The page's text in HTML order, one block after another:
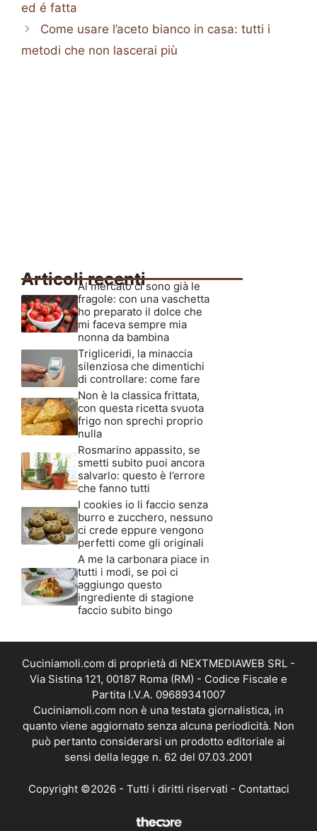
ed é fatta
Come usare l’aceto bianco in casa: tutti i
metodi che non lascerai più
Articoli recenti
Al mercato ci sono già le
fragole: con una vaschetta
ho preparato il dolce che
mi faceva sempre mia
nonna da bambina
Trigliceridi, la minaccia
silenziosa che dimentichi
di controllare: come fare
Non è la classica frittata,
con questa ricetta svuota
frigo non sprechi proprio
nulla
Rosmarino appassito, se
smetti subito puoi ancora
salvarlo: questo è l’errore
che fanno tutti
I cookies io li faccio senza
burro e zucchero, nessuno
ci crede eppure vengono
perfetti come gli originali
A me la carbonara piace in
tutti i modi, se poi ci
aggiungo questo
ingrediente di stagione
faccio subito bingo
Cuciniamoli.com di proprietà di NEXTMEDIAWEB SRL -
Via Sistina 121, 00187 Roma (RM) - Codice Fiscale e
Partita I.V.A. 09689341007
Cuciniamoli.com non è una testata giornalistica, in
quanto viene aggiornato senza alcuna periodicità. Non
può pertanto considerarsi un prodotto editoriale ai
sensi della legge n. 62 del 07.03.2001
Copyright ©2026 - Tutti i diritti riservati - Contattaci